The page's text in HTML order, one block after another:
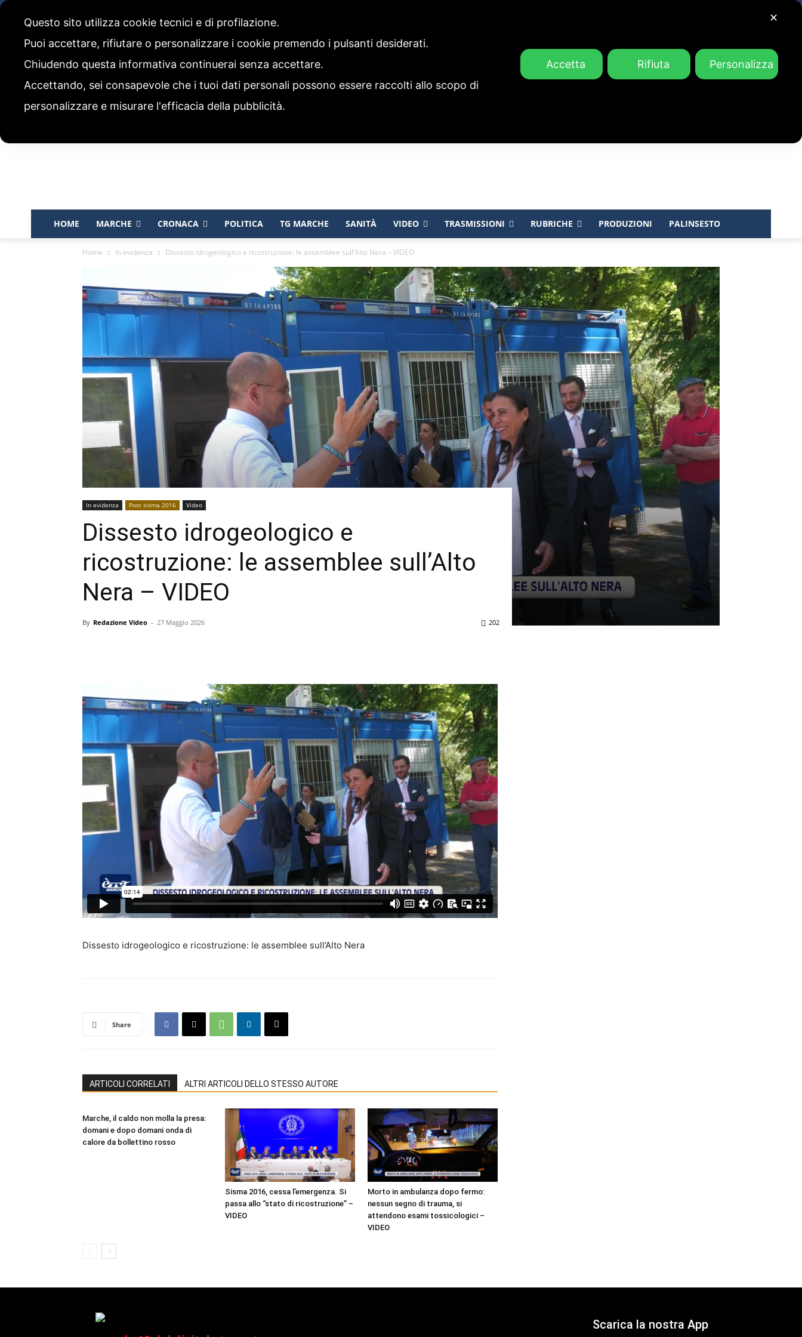
CODICE ETICO E POLITICA EDITORIALE
HOME MARCHE CRONACA POLITICA TG MARCHE SANITÀ VIDEO TRASMISSIONI RUBRICHE PRODUZIONI PALINSESTO
Home In evidenza Dissesto idrogeologico e ricostruzione: le assemblee sull’Alto Nera – VIDEO
In evidenza Post sisma 2016 Video
Dissesto idrogeologico e
ricostruzione: le assemblee sull’Alto
Nera – VIDEO
By Redazione Video - 27 Maggio 2026 202
Dissesto idrogeologico e ricostruzione: le assemblee sull’Alto Nera
Share
ARTICOLI CORRELATI ALTRI ARTICOLI DELLO STESSO AUTORE
Marche, il caldo non molla la presa:
domani e dopo domani onda di
calore da bollettino rosso
Sisma 2016, cessa l’emergenza. Si
passa allo “stato di ricostruzione” –
VIDEO
Morto in ambulanza dopo fermo:
nessun segno di trauma, si
attendono esami tossicologici –
VIDEO
Scarica la nostra App
✕
Questo sito utilizza cookie tecnici e di profilazione.
Puoi accettare, rifiutare o personalizzare i cookie premendo i pulsanti desiderati.
Chiudendo questa informativa continuerai senza accettare.
Accettando, sei consapevole che i tuoi dati personali possono essere raccolti allo scopo di
personalizzare e misurare l'efficacia della pubblicità.
Accetta Rifiuta Personalizza